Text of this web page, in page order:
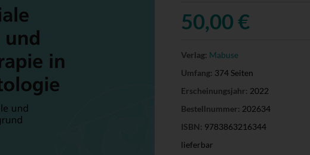
50,00 €
Verlag: Mabuse
Umfang: 374 Seiten
Erscheinungsjahr: 2022
Bestellnummer: 202634
ISBN: 9783863216344
lieferbar